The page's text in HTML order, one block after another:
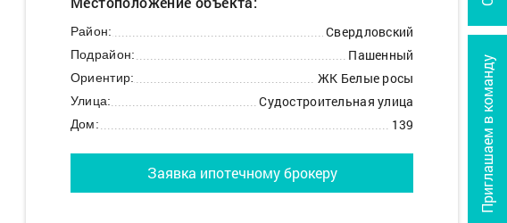
Приглашаем в команду
Район: Свердловский
Подрайон: Пашенный
Ориентир: ЖК Белые росы
Улица: Судостроительная улица
Дом: 139
Заявка ипотечному брокеру